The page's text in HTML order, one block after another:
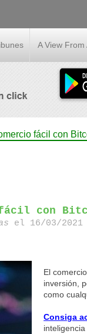
A View From
fácil con
con
el 16/03/
El
inversión,
como
Consiga